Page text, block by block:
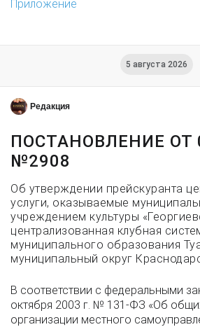
Приложение
5 августа 2026
Редакция
ПОСТАНОВЛЕНИЕ ОТ
№2908
Об утверждении прейскуранта
услуги, оказываемые
учреждением культуры
централизованная клубная
муниципального образования
муниципальный округ
В соответствии с федеральными
октября 2003 г. № 131-ФЗ «Об
организации местного